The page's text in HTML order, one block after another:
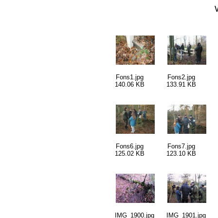
Fons1.jpg
140.06 KB
Fons2.jpg
133.91 KB
Fons6.jpg
125.02 KB
Fons7.jpg
123.10 KB
IMG_1900.jpg
IMG_1901.jpg